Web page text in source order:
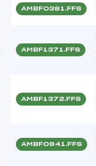
AMBF0381.FFS
AMBF1371.FFS
AMBF1372.FFS
AMBF0941.FFS